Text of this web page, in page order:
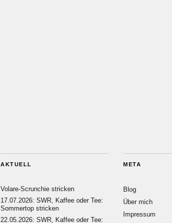
AKTUELL
Volare-Scrunchie stricken
17.07.2026: SWR, Kaffee oder Tee:
Sommertop stricken
22.05.2026: SWR, Kaffee oder Tee:
META
Blog
Über mich
Impressum